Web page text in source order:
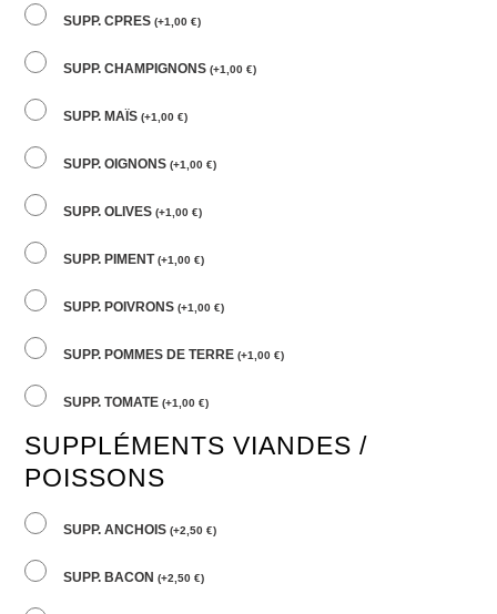
SUPP. CPRES(+1,00€)
SUPP. CHAMPIGNONS(+1,00€)
SUPP. MAÏS(+1,00€)
SUPP. OIGNONS(+1,00€)
SUPP. OLIVES(+1,00€)
SUPP. PIMENT(+1,00€)
SUPP. POIVRONS(+1,00€)
SUPP. POMMES DE TERRE(+1,00€)
SUPP. TOMATE(+1,00€)
SUPPLÉMENTS VIANDES /
POISSONS
SUPP. ANCHOIS(+2,50€)
SUPP. BACON(+2,50€)